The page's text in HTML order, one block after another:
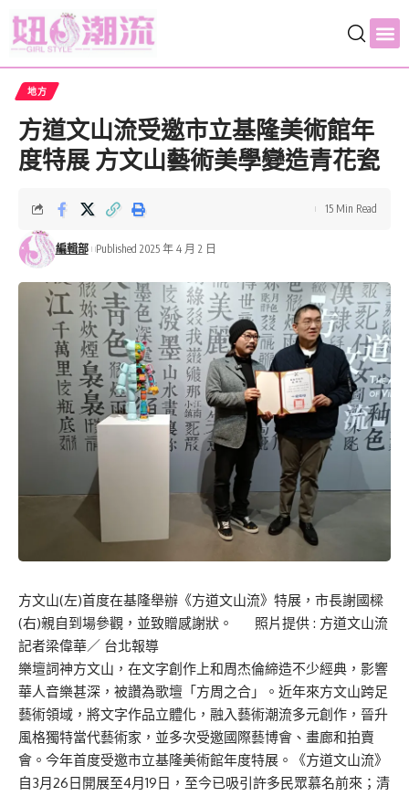
地方
方道文山流受邀市立基隆美術館年
度特展 方文山藝術美學變造青花瓷
編輯部 Published 2025 年 4 月 2 日
15 Min Read
方文山(左)首度在基隆舉辦《方道文山流》特展，市長謝國樑
(右)親自到場參觀，並致贈感謝狀。 照片提供 : 方道文山流
記者梁偉華／ 台北報導
樂壇詞神方文山，在文字創作上和周杰倫締造不少經典，影響
華人音樂甚深，被讚為歌壇「方周之合」。近年來方文山跨足
藝術領域，將文字作品立體化，融入藝術潮流多元創作，晉升
風格獨特當代藝術家，並多次受邀國際藝博會、畫廊和拍賣
會。今年首度受邀市立基隆美術館年度特展。《方道文山流》
自3月26日開展至4月19日，至今已吸引許多民眾慕名前來；清